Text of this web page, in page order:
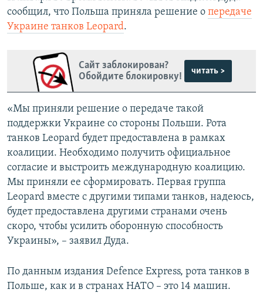
сообщил, что Польша приняла решение о передаче
Украине танков Leopard.
Сайт заблокирован?
Обойдите блокировку!
читать >
«Мы приняли решение о передаче такой
поддержки Украине со стороны Польши. Рота
танков Leopard будет предоставлена в рамках
коалиции. Необходимо получить официальное
согласие и выстроить международную коалицию.
Мы приняли ее сформировать. Первая группа
Leopard вместе с другими типами танков, надеюсь,
будет предоставлена другими странами очень
скоро, чтобы усилить оборонную способность
Украины», – заявил Дуда.
По данным издания Defence Express, рота танков в
Польше, как и в странах НАТО – это 14 машин.